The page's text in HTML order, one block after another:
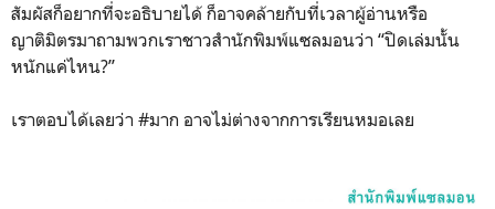
สัมผัสก็อยากที่จะอธิบายได้ ก็อาจคล้ายกับที่เวลาผู้อ่านหรือ
ญาติมิตรมาถามพวกเราชาวสำนักพิมพ์แซลมอนว่า “ปิดเล่มนั้น
หนักแค่ไหน?”
เราตอบได้เลยว่า #มาก อาจไม่ต่างจากการเรียนหมอเลย